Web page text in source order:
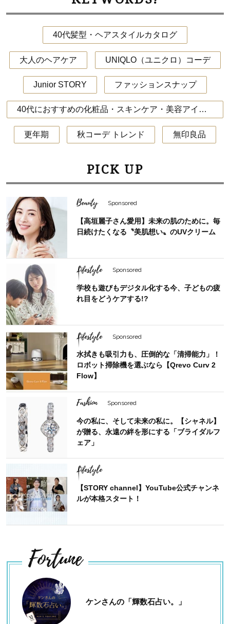
40代髪型・ヘアスタイルカタログ
大人のヘアケア UNIQLO（ユニクロ）コーデ
Junior STORY ファッションスナップ
40代におすすめの化粧品・スキンケア・美容アイテム
更年期 秋コーデ トレンド 無印良品
PICK UP
Beauty Sponsored
【高垣麗子さん愛用】未来の肌のために。毎
日続けたくなる〝美肌想い〟のUVクリーム
Lifestyle Sponsored
学校も遊びもデジタル化する今、子どもの疲
れ目をどうケアする!?
Lifestyle Sponsored
水拭きも吸引力も、圧倒的な「清掃能力」！
ロボット掃除機を選ぶなら【Qrevo Curv 2
Flow】
Fashion Sponsored
今の私に、そして未来の私に。【シャネル】
が贈る、永遠の絆を形にする「ブライダルフ
ェア」
Lifestyle
【STORY channel】YouTube公式チャンネ
ルが本格スタート！
Fortune
ケンさんの「輝数石占い。」